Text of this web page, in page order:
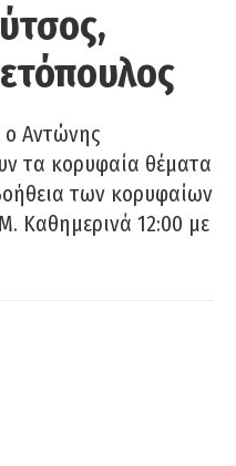
Αντώνης
τα κορυφαία θέματα
των κορυφαίων
Καθημερινά 12:00 με